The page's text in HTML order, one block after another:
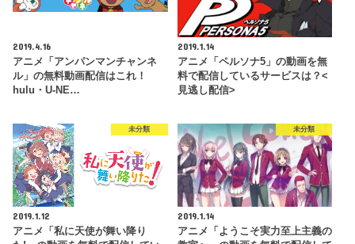
2019.4.16
アニメ「アンパンマンチャンネ
ル」の無料動画配信はこれ！
hulu・U-NE…
2019.1.14
アニメ「ペルソナ5」の動画を無
料で配信しているサービスは？<
見逃し配信>
未分類
2019.1.12
アニメ「私に天使が舞い降り
未分類
2019.1.14
アニメ「ようこそ実力至上主義の